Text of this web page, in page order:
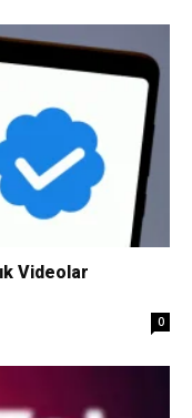
Videolar
0